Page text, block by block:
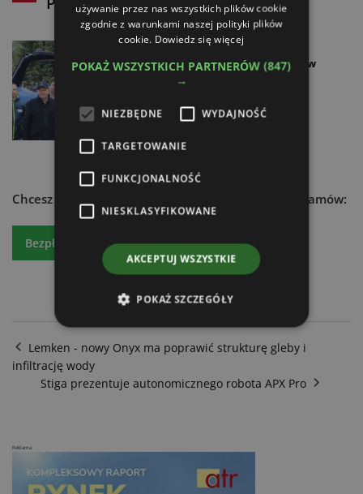
Vitibot Bakus w Polsce –
autonomiczny robot pracuje w
Winnicy Warto
Chcesz dowiedzieć się więcej? Czytaj atr express - zamów:
Bezpłatny egzemplarz Prenumeratę
Lemken - nowy Onyx ma poprawić strukturę gleby i
infiltrację wody
Stiga prezentuje autonomicznego robota APX Pro
Reklama
używanie przez nas wszystkich plików cookie
zgodnie z warunkami naszej polityki plików
cookie. Dowiedz się więcej
POKAŻ WSZYSTKICH PARTNERÓW(847)
→
NIEZBĘDNE WYDAJNOŚĆ
TARGETOWANIE
FUNKCJONALNOŚĆ
NIESKLASYFIKOWANE
AKCEPTUJ WSZYSTKIE
POKAŻ SZCZEGÓŁY